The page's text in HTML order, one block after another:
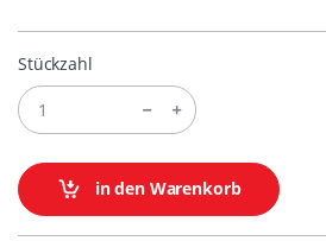
Stückzahl
in den Warenkorb